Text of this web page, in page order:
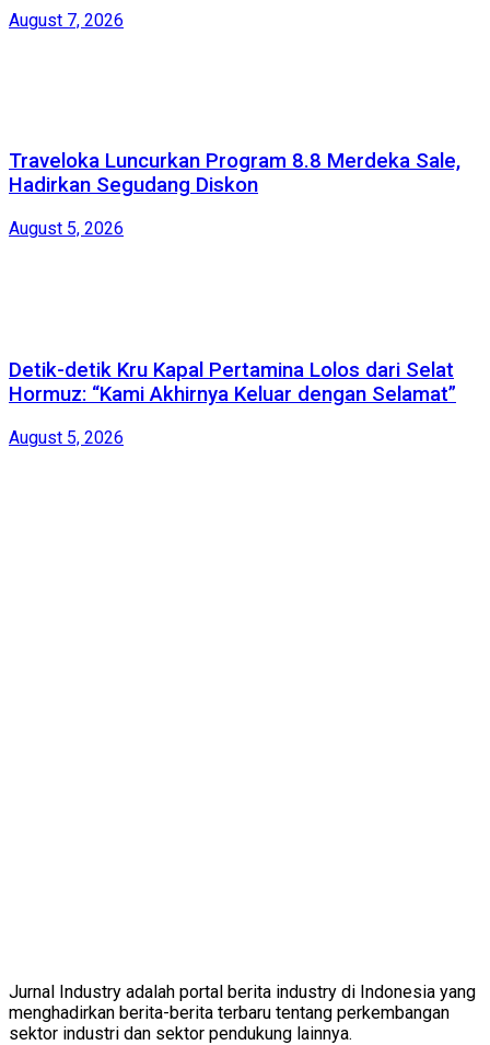
August 7, 2026
Traveloka Luncurkan Program 8.8 Merdeka Sale,
Hadirkan Segudang Diskon
August 5, 2026
Detik-detik Kru Kapal Pertamina Lolos dari Selat
Hormuz: “Kami Akhirnya Keluar dengan Selamat”
August 5, 2026
Jurnal Industry adalah portal berita industry di Indonesia yang
menghadirkan berita-berita terbaru tentang perkembangan
sektor industri dan sektor pendukung lainnya.